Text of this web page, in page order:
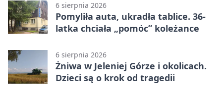
6 sierpnia 2026
Pomyliła auta, ukradła tablice. 36-
latka chciała „pomóc” koleżance
6 sierpnia 2026
Żniwa w Jeleniej Górze i okolicach.
Dzieci są o krok od tragedii